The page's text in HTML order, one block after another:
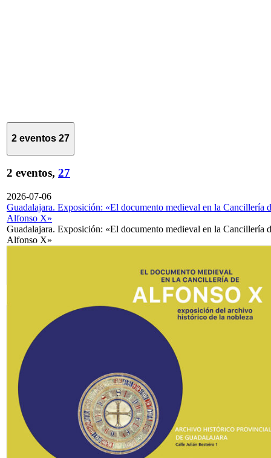
2 eventos 27
2 eventos, 27
2026-07-06
Guadalajara. Exposición: «El documento medieval en la Cancillería
Alfonso X»
Guadalajara. Exposición: «El documento medieval en la Cancillería
Alfonso X»